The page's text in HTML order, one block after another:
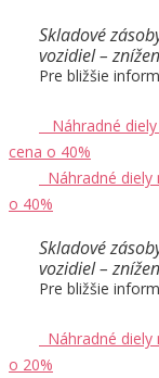
Skladové
vozidiel –
Pre bližšie
Náhradné
cena o 40%
Náhradné diely
o 40%
Skladové
vozidiel –
Pre bližšie
Náhradné diely
o 20%